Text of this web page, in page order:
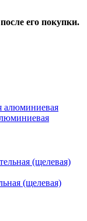
его покупки.
(щелевая)